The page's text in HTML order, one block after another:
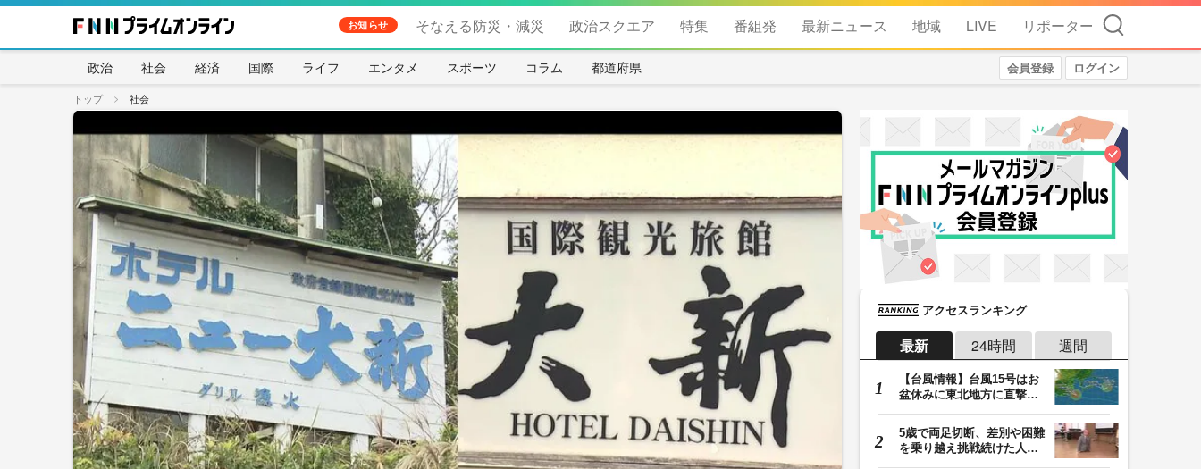
お知らせ そなえる防災・減災 政治スクエア 特集 番組発 最新ニュース 地域 LIVE リポーター 検索
政治 社会 経済 国際 ライフ エンタメ スポーツ コラム 都道府県 会員登録 ログイン
トップ 社会
アクセスランキング
最新 24時間 週間
【台風情報】台風15号はお
盆休みに東北地方に直撃す
5歳で両足切断、差別や困難
を乗り越え挑戦続けた人